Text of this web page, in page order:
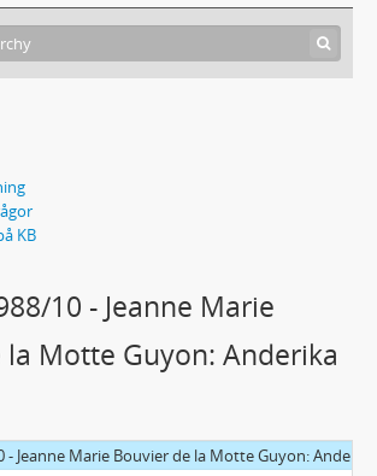
KB
10 - Jeanne Marie
la Motte Guyon: Anderika
Marie Bouvier de la Motte Guyon: Anderika discurser